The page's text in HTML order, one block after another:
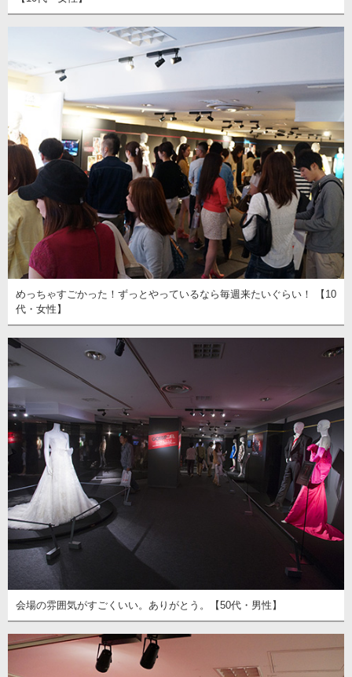
めっちゃすごかった！ずっとやっているなら毎週来たいぐらい！ 【10
代・女性】
会場の雰囲気がすごくいい。ありがとう。【50代・男性】